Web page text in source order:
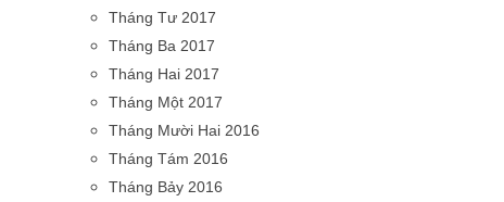
Tháng Tư 2017
Tháng Ba 2017
Tháng Hai 2017
Tháng Một 2017
Tháng Mười Hai 2016
Tháng Tám 2016
Tháng Bảy 2016